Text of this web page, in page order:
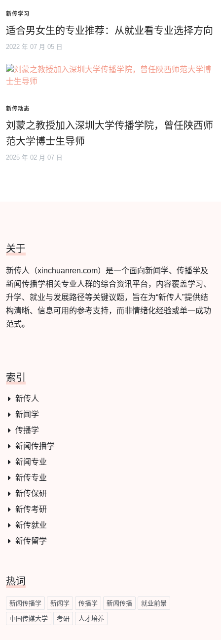
新传学习
适合男女生的专业推荐：从就业看专业选择方向
2022 年 07 月 05 日
新传动态
刘蒙之教授加入深圳大学传播学院，曾任陕西师
范大学博士生导师
2025 年 02 月 07 日
关于
新传人（xinchuanren.com）是一个面向新闻学、传播学及
新闻传播学相关专业人群的综合资讯平台，内容覆盖学习、
升学、就业与发展路径等关键议题，旨在为“新传人”提供结
构清晰、信息可用的参考支持，而非情绪化经验或单一成功
范式。
索引
新传人
新闻学
传播学
新闻传播学
新闻专业
新传专业
新传保研
新传考研
新传就业
新传留学
热词
新闻传播学 新闻学 传播学 新闻传播 就业前景
中国传媒大学 考研 人才培养